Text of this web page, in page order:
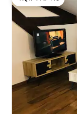
गेस्ट्स की फ़ेवरेट